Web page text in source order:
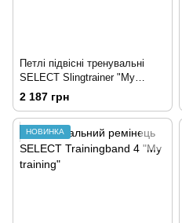
Петлі підвісні тренувальні
SELECT Slingtrainer "My
training"
2 187 грн
НОВИНКА